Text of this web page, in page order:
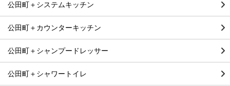
公田町＋システムキッチン
公田町＋カウンターキッチン
公田町＋シャンプードレッサー
公田町＋シャワートイレ